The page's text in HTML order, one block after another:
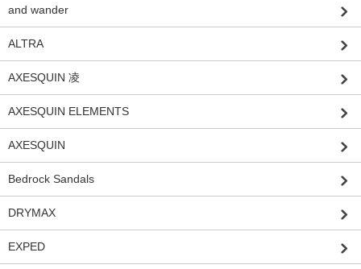
and wander
ALTRA
AXESQUIN 凌
AXESQUIN ELEMENTS
AXESQUIN
Bedrock Sandals
DRYMAX
EXPED